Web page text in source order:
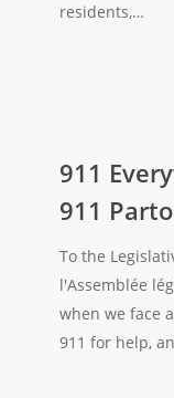
residents,…
Everywhere
Ontario
Partout
Ontario
911
911
To the
l'Assemblée
when we face
911 for help,